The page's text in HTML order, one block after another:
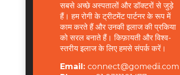
सबसे अच्छे अस्पतालों और डॉक्टरों से जुड़े
हैं। हम रोगी के ट्रीटमेंट पार्टनर के रूप में
काम करते हैं और उनकी इलाज की प्रकिया
को सरल बनाते हैं। किफ़ायती और विश्व-
स्तरीय इलाज के लिए हमसे संपर्क करें।
Email: connect@gomedii.com